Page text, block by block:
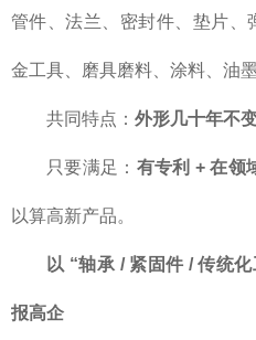
管件、法兰、密封件、垫片、
金工具、磨具磨料、涂料、油
共同特点： 外形几十年不
只要满足： 有专利 + 在领
以算高新产品。
以 “轴承 / 紧固件 / 传统
报高企